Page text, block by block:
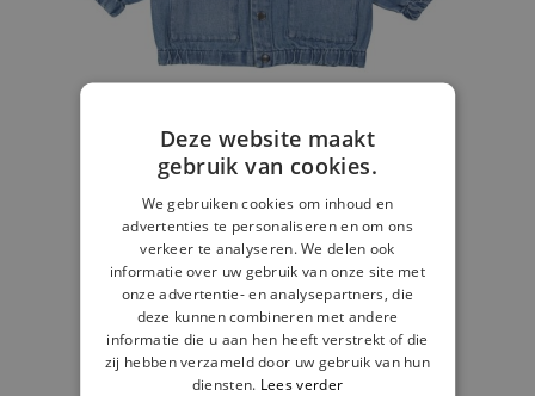
Jeansjas stone bleach
€ 21,00
Deze website maakt
gebruik van cookies.
We gebruiken cookies om inhoud en
advertenties te personaliseren en om ons
verkeer te analyseren. We delen ook
informatie over uw gebruik van onze site met
onze advertentie- en analysepartners, die
deze kunnen combineren met andere
informatie die u aan hen heeft verstrekt of die
zij hebben verzameld door uw gebruik van hun
diensten. Lees verder